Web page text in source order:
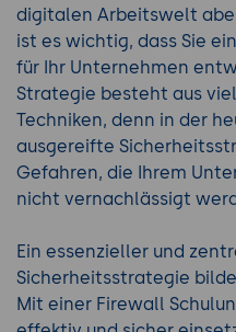
digitalen Arbeitswelt
ist es wichtig, dass Sie
für Ihr Unternehmen
Strategie besteht aus
Techniken, denn in der
ausgereifte
Gefahren, die Ihrem
nicht vernachlässigt
Ein essenzieller und
Sicherheitsstrategie
Mit einer Firewall